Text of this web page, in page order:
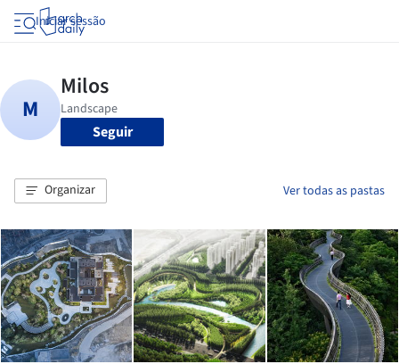
Iniciar sessão
Seguir
Organizar Ver todas as pastas